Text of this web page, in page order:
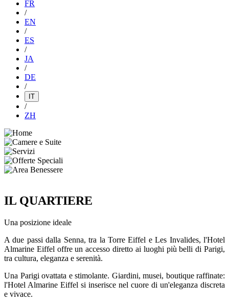
FR
/
EN
/
ES
/
JA
/
DE
/
IT
/
ZH
IL QUARTIERE
Una posizione ideale
A due passi dalla Senna, tra la Torre Eiffel e Les Invalides, l'Hotel
Almarine Eiffel offre un accesso diretto ai luoghi più belli di Parigi,
tra cultura, eleganza e serenità.
Una Parigi ovattata e stimolante. Giardini, musei, boutique raffinate:
l'Hotel Almarine Eiffel si inserisce nel cuore di un'eleganza discreta
e vivace.